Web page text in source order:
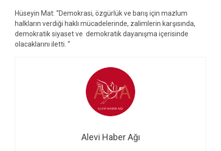
Hüseyin Mat: “Demokrasi, özgürlük ve barış için mazlum
halkların verdiği haklı mücadelerinde, zalimlerin karşısında,
demokratik siyaset ve demokratik dayanışma içerisinde
olacaklarını iletti. “
Alevi Haber Ağı